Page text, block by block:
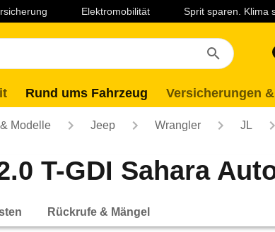
Elektromobilität Sprit sparen. Klima
Rund ums Fahrzeug Versicherungen
Modelle Jeep Wrangler JL
T-GDI Sahara
Rückrufe & Mängel